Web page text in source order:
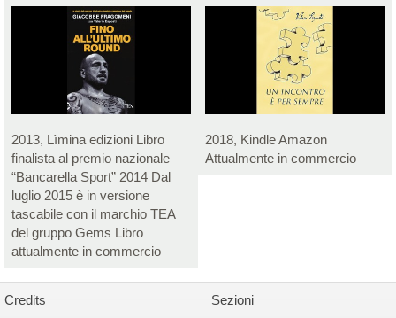
2013, Lìmina edizioni Libro
finalista al premio nazionale
“Bancarella Sport” 2014 Dal
luglio 2015 è in versione
tascabile con il marchio TEA
del gruppo Gems Libro
attualmente in commercio
2018, Kindle Amazon
Attualmente in commercio
Credits
Sezioni